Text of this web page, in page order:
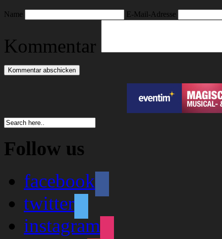
Name E-Mail-Adresse
Kommentar
Follow us
facebook
twitter
instagram